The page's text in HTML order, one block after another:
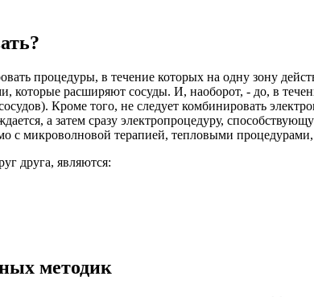
процедуры, в течение которых на одну зону
которые расширяют сосуды. И, наоборот, - до, в
Кроме того, не следует комбинировать
а затем сразу электропроцедуру,
с микроволновой терапией, тепловыми
друга, являются:
методик